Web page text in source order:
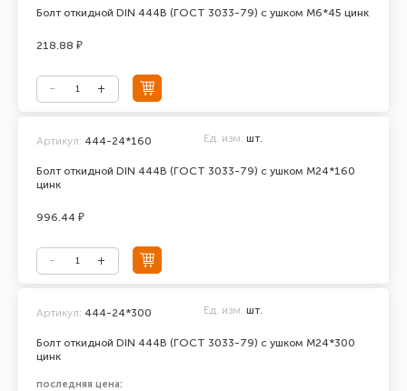
Болт откидной DIN 444В (ГОСТ 3033-79) с ушком М6*45 цинк
218.88 ₽
Болт откидной DIN 444В (ГОСТ 3033-79) с ушком М24*160
цинк
Артикул: 444-24*160 Ед. изм. шт.
996.44 ₽
Болт откидной DIN 444В (ГОСТ 3033-79) с ушком М24*300
цинк
Артикул: 444-24*300 Ед. изм. шт.
последняя цена: